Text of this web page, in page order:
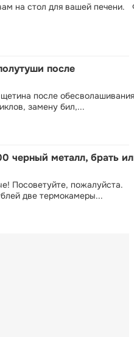
на стол для вашей печени.
после
после
замену бил,...
черный металл, брать
Посоветуйте, пожалуйста.
две термокамеры...